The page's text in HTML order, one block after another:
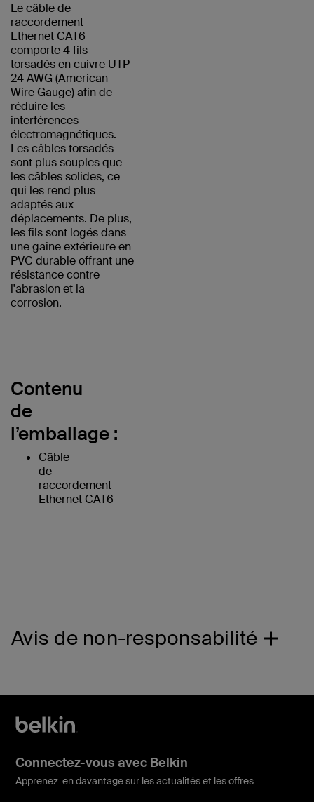
Le câble de
raccordement
Ethernet CAT6
comporte 4 fils
torsadés en cuivre UTP
24 AWG (American
Wire Gauge) afin de
réduire les
interférences
électromagnétiques.
Les câbles torsadés
sont plus souples que
les câbles solides, ce
qui les rend plus
adaptés aux
déplacements. De plus,
les fils sont logés dans
une gaine extérieure en
PVC durable offrant une
résistance contre
l'abrasion et la
corrosion.
Contenu
de
l’emballage :
Câble
de
raccordement
Ethernet CAT6
Avis de non-responsabilité
Connectez-vous avec Belkin
Apprenez-en davantage sur les actualités et les offres